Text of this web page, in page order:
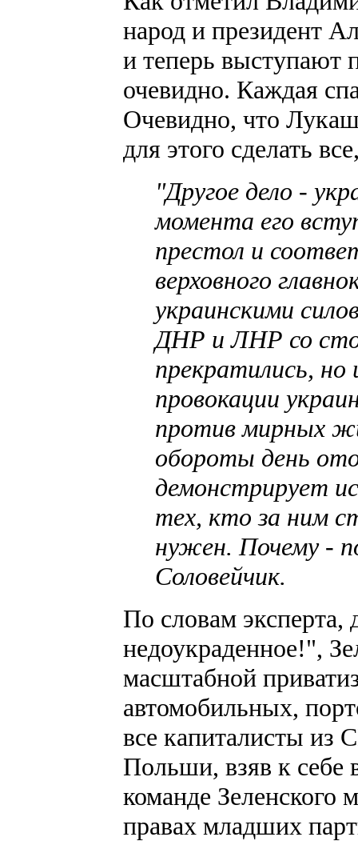
народ и президент
и теперь выступают
очевидно. Каждая
Очевидно, что
для этого сделать
"Другое дело -
момента его
престол и
верховного
украинскими
ДНР и ЛНР со
прекратились,
провокации
против мирных
обороты день
демонстрирует
тех, кто за ним
нужен. Почему -
Соловейчик.
По словам эксперта,
недоукраденное!",
масштабной
автомобильных,
все капиталисты
Польши, взяв к себе
команде Зеленского
правах младших